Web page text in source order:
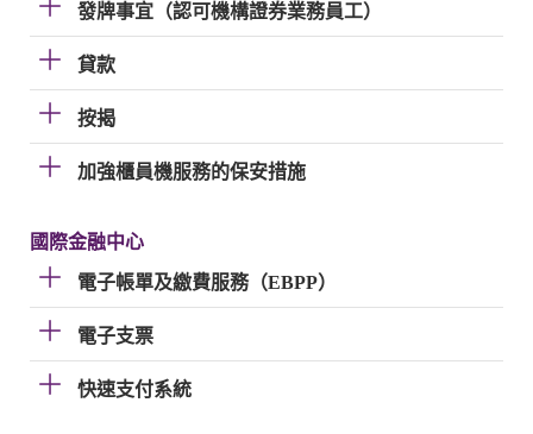
發牌事宜（認可機構證券業務員工）
貸款
按揭
加強櫃員機服務的保安措施
國際金融中心
電子帳單及繳費服務（EBPP）
電子支票
快速支付系統